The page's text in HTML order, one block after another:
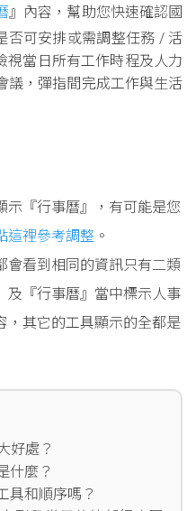
』內容，幫助您快速確認國
否可安排或需調整任務 / 活
視當日所有工作時程及人力
議，彈指間完成工作與生活
示『行事曆』，有可能是您
這裡參考調整 。
會看到相同的資訊只有二類
及『行事曆』當中標示人事
，其它的工具顯示的全都是
好處？
什麼？
具和順序嗎？